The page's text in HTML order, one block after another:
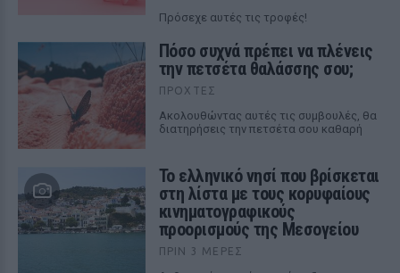
Πρόσεχε αυτές τις τροφές!
Πόσο συχνά πρέπει να πλένεις
την πετσέτα θαλάσσης σου;
ΠΡΟΧΤΈΣ
Ακολουθώντας αυτές τις συμβουλές, θα
διατηρήσεις την πετσέτα σου καθαρή
Το ελληνικό νησί που βρίσκεται
στη λίστα με τους κορυφαίους
κινηματογραφικούς
προορισμούς της Μεσογείου
ΠΡΙΝ 3 ΜΈΡΕΣ